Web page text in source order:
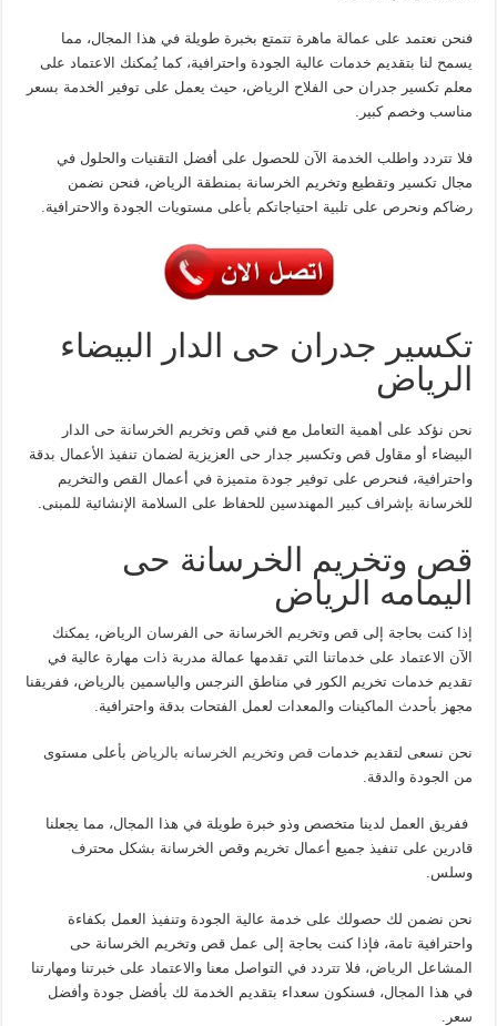
فنحن نعتمد على عمالة ماهرة تتمتع بخبرة طويلة في هذا المجال، مما
يسمح لنا بتقديم خدمات عالية الجودة واحترافية، كما يُمكنك الاعتماد على
معلم تكسير جدران حى الفلاح الرياض، حيث يعمل على توفير الخدمة بسعر
مناسب وخصم كبير.
فلا تتردد واطلب الخدمة الآن للحصول على أفضل التقنيات والحلول في
مجال تكسير وتقطيع وتخريم الخرسانة بمنطقة الرياض، فنحن نضمن
رضاكم ونحرص على تلبية احتياجاتكم بأعلى مستويات الجودة والاحترافية.
تكسير جدران حى الدار البيضاء
الرياض
نحن نؤكد على أهمية التعامل مع فني قص وتخريم الخرسانة حى الدار
البيضاء أو مقاول قص وتكسير جدار حى العزيزية لضمان تنفيذ الأعمال بدقة
واحترافية، فنحرص على توفير جودة متميزة في أعمال القص والتخريم
للخرسانة بإشراف كبير المهندسين للحفاظ على السلامة الإنشائية للمبنى.
قص وتخريم الخرسانة حى
اليمامه الرياض
إذا كنت بحاجة إلى قص وتخريم الخرسانة حى الفرسان الرياض، يمكنك
الآن الاعتماد على خدماتنا التي تقدمها عمالة مدربة ذات مهارة عالية في
تقديم خدمات تخريم الكور في مناطق النرجس والياسمين بالرياض، ففريقنا
مجهز بأحدث الماكينات والمعدات لعمل الفتحات بدقة واحترافية.
نحن نسعى لتقديم خدماتقص وتخريم الخرسانه بالرياض بأعلى مستوى
من الجودة والدقة.
ففريق العمل لدينا متخصص وذو خبرة طويلة في هذا المجال، مما يجعلنا
قادرين على تنفيذ جميع أعمال تخريم وقص الخرسانة بشكل محترف
وسلس.
نحن نضمن لك حصولك على خدمة عالية الجودة وتنفيذ العمل بكفاءة
واحترافية تامة، فإذا كنت بحاجة إلى عمل قص وتخريم الخرسانة حى
المشاعل الرياض، فلا تتردد في التواصل معنا والاعتماد على خبرتنا ومهارتنا
في هذا المجال، فسنكون سعداء بتقديم الخدمة لك بأفضل جودة وأفضل
سعر.